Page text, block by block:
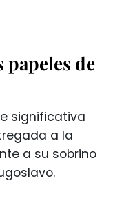
de
significativa
a la
a su sobrino